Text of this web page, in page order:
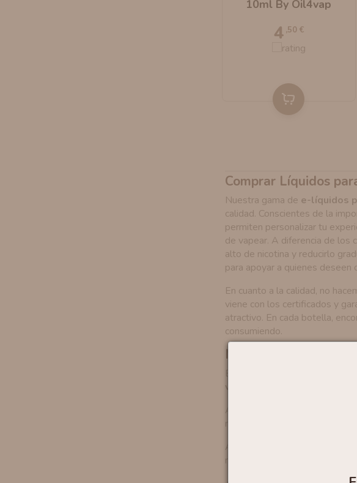
10ml By Oil4vap
4 ,50 €
Comprar Líquidos
Nuestra gama de e-líquidos
calidad. Conscientes de la
permiten personalizar tu
de vapear. A diferencia de los
alto de nicotina y reducirlo
para apoyar a quienes
En cuanto a la calidad, no
viene con los certificados y
atractivo. En cada botella,
consumiendo.
Mejores líquidos para
En SinHumo nos gusta
vapear
. Podrás encontrarlos
Así, como resultado de esta
mejores ingredientes. Sin
Además, encontrarás un
mejor página para comprar
e-